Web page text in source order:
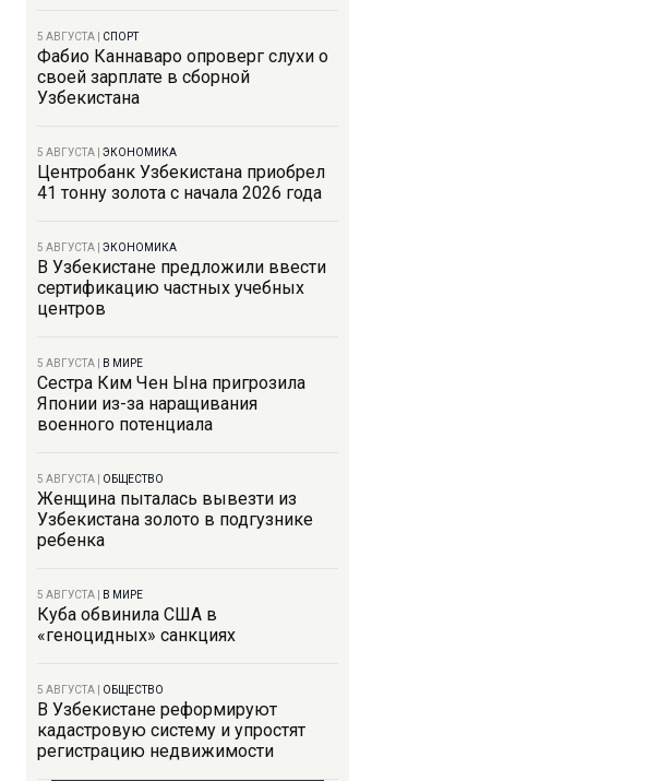
5 АВГУСТА СПОРТ
Фабио Каннаваро опроверг слухи о
своей зарплате в сборной
Узбекистана
5 АВГУСТА ЭКОНОМИКА
Центробанк Узбекистана приобрел
41 тонну золота с начала 2026 года
5 АВГУСТА ЭКОНОМИКА
В Узбекистане предложили ввести
сертификацию частных учебных
центров
5 АВГУСТА В МИРЕ
Сестра Ким Чен Ына пригрозила
Японии из-за наращивания
военного потенциала
5 АВГУСТА ОБЩЕСТВО
Женщина пыталась вывезти из
Узбекистана золото в подгузнике
ребенка
5 АВГУСТА В МИРЕ
Куба обвинила США в
«геноцидных» санкциях
5 АВГУСТА ОБЩЕСТВО
В Узбекистане реформируют
кадастровую систему и упростят
регистрацию недвижимости